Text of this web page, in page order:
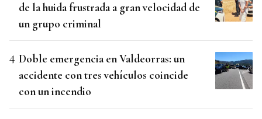
de la huida frustrada a gran velocidad de
un grupo criminal
Doble emergencia en Valdeorras: un
accidente con tres vehículos coincide
con un incendio